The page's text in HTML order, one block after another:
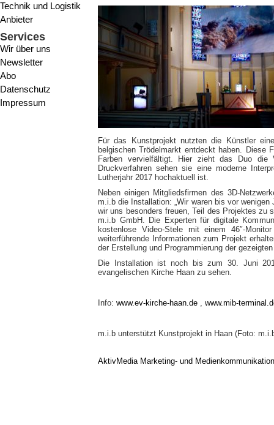
Technik und Logistik
Anbieter
Services
Wir über uns
Newsletter
Abo
Datenschutz
Impressum
Für das Kunstprojekt nutzten die Künstler
belgischen Trödelmarkt entdeckt haben. Diese
Farben vervielfältigt. Hier zieht das Duo die
Druckverfahren sehen sie eine moderne
Lutherjahr 2017 hochaktuell ist.
Neben einigen Mitgliedsfirmen des 3D-
m.i.b die Installation: „Wir waren bis vor
wir uns besonders freuen, Teil des Projektes zu
m.i.b GmbH. Die Experten für digitale
kostenlose Video-Stele mit einem 46″-
weiterführende Informationen zum Projekt
der Erstellung und Programmierung der
Die Installation ist noch bis zum 30. Juni
evangelischen Kirche Haan zu sehen.
Info: www.ev-kirche-haan.de , www.mib-
m.i.b unterstützt Kunstprojekt in Haan (Foto:
AktivMedia Marketing- und